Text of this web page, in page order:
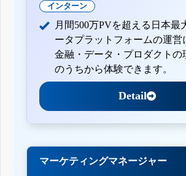
インターン
月間500万PVを超える日本最
ータプラットフォームの運営
金融・データ・プロダクトの
のうちから体験できます。
Detail
マーケティングマネージャー